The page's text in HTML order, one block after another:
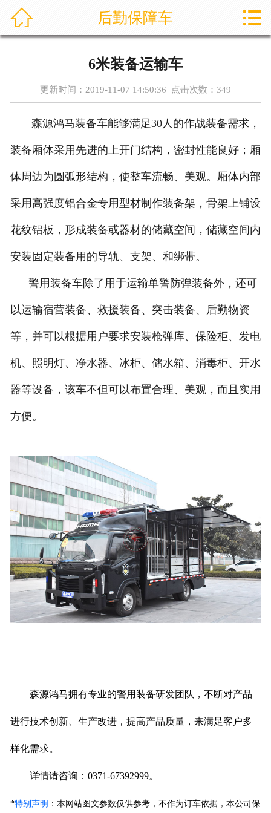
资讯中心
售后服务
关于我们
联系我们
 后勤保障车 
6米装备运输车
更新时间：2019-11-07 14:50:36 点击次数： 349
森源鸿马装备车能够满足30人的作战装备需求，
装备厢体采用先进的上开门结构，密封性能良好；厢
体周边为圆弧形结构，使整车流畅、美观。厢体内部
采用高强度铝合金专用型材制作装备架，骨架上铺设
花纹铝板，形成装备或器材的储藏空间，储藏空间内
安装固定装备用的导轨、支架、和绑带。
警用装备车除了用于运输单警防弹装备外，还可
以运输宿营装备、救援装备、突击装备、后勤物资
等，并可以根据用户要求安装枪弹库、保险柜、发电
机、照明灯、净水器、冰柜、储水箱、消毒柜、开水
器等设备，该车不但可以布置合理、美观，而且实用
方便。
森源鸿马拥有专业的警用装备研发团队，不断对产品
进行技术创新、生产改进，提高产品质量，来满足客户多
样化需求。
详情请咨询：0371-67392999。
*特别声明 ： 本网站图文参数仅供参考，不作为订车依据，本公司保